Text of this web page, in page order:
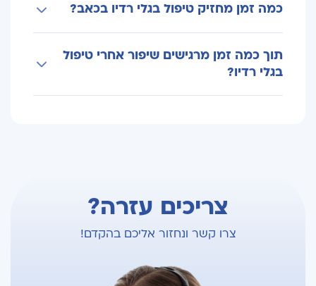
בטשטוש, כך שרוב המטופלים חווים אי־נוחות קלה
כמה זמן מחזיק טיפול בגלי רדיו בכאב?
מספר חודשים ועד כשנה, בהתאם לסוג הכאב
ולתגובה האישית לטיפול.
תוך כמה זמן מרגישים שיפור אחרי טיפול
בגלי רדיו?
צריכים עזרה?
צרו קשר ונחזור אליכם בהקדם!